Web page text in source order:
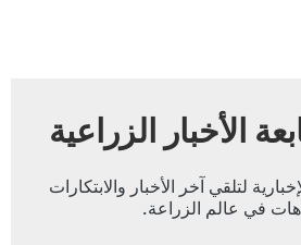
الأخبار الزراعية
لتلقي آخر الأخبار والابتكارات
في عالم الزراعة.